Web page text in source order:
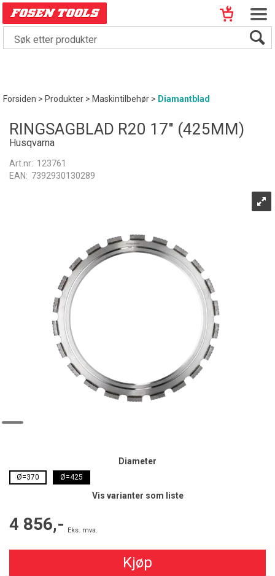
Forsiden>Produkter>Maskintilbehør> Diamantblad
RINGSAGBLAD R20 17" (425MM)
Husqvarna
Art.nr: 123761
EAN: 7392930130289
Diameter
Ø=370 Ø=425
Vis varianter som liste
4 856,- Eks. mva.
Kjøp